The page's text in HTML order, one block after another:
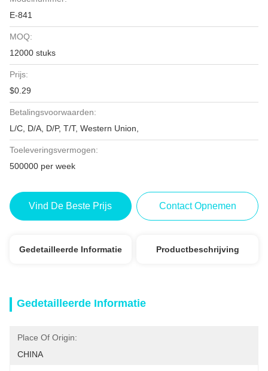
E-841
MOQ:
12000 stuks
Prijs:
$0.29
Betalingsvoorwaarden:
L/C, D/A, D/P, T/T, Western Union,
Toeleveringsvermogen:
500000 per week
Vind De Beste Prijs Contact Opnemen
Gedetailleerde Informatie Productbeschrijving
Gedetailleerde Informatie
Place Of Origin:
CHINA